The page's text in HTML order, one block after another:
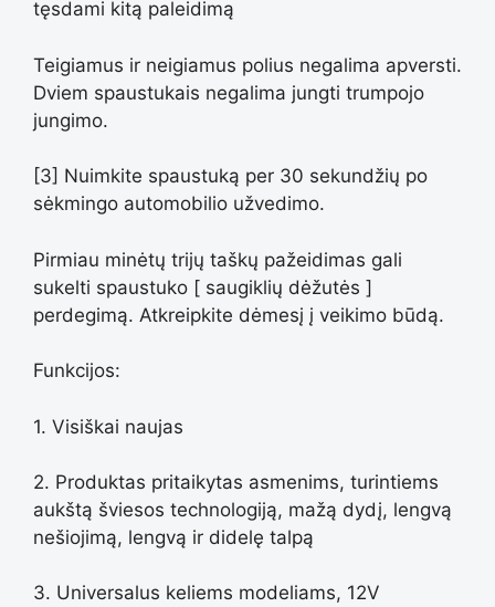
tęsdami kitą paleidimą
Teigiamus ir neigiamus polius negalima apversti.
Dviem spaustukais negalima jungti trumpojo
jungimo.
[3] Nuimkite spaustuką per 30 sekundžių po
sėkmingo automobilio užvedimo.
Pirmiau minėtų trijų taškų pažeidimas gali
sukelti spaustuko [ saugiklių dėžutės ]
perdegimą. Atkreipkite dėmesį į veikimo būdą.
Funkcijos:
1. Visiškai naujas
2. Produktas pritaikytas asmenims, turintiems
aukštą šviesos technologiją, mažą dydį, lengvą
nešiojimą, lengvą ir didelę talpą
3. Universalus keliems modeliams, 12V